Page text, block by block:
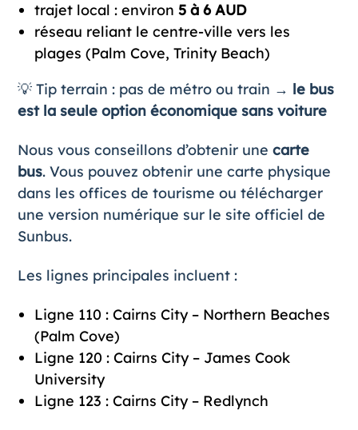
trajet local : environ 5 à 6 AUD
réseau reliant le centre-ville vers les
plages (Palm Cove, Trinity Beach)
💡 Tip terrain : pas de métro ou train → le bus
est la seule option économique sans voiture
Nous vous conseillons d’obtenir une carte
bus. Vous pouvez obtenir une carte physique
dans les offices de tourisme ou télécharger
une version numérique sur le site officiel de
Sunbus.
Les lignes principales incluent :
Ligne 110 : Cairns City – Northern Beaches
(Palm Cove)
Ligne 120 : Cairns City – James Cook
University
Ligne 123 : Cairns City – Redlynch